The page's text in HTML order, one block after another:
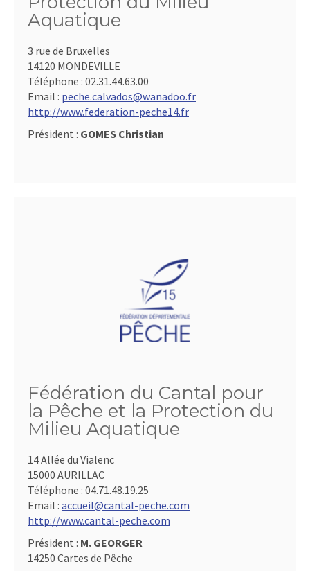
Aquatique
3 rue de Bruxelles
14120 MONDEVILLE
Téléphone : 02.31.44.63.00
Email : peche.calvados@wanadoo.fr
http://www.federation-peche14.fr
Président : GOMES Christian
Fédération du Cantal pour
la Pêche et la Protection du
Milieu Aquatique
14 Allée du Vialenc
15000 AURILLAC
Téléphone : 04.71.48.19.25
Email : accueil@cantal-peche.com
http://www.cantal-peche.com
Président : M. GEORGER
14250 Cartes de Pêche